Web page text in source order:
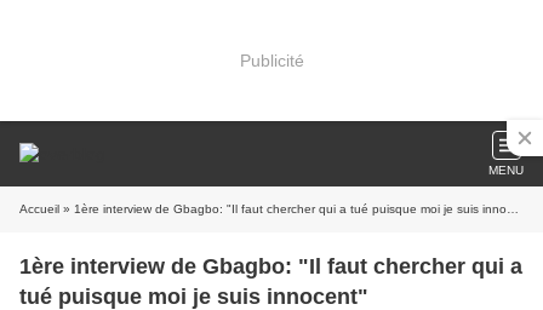
Publicité
MENU
Accueil » 1ère interview de Gbagbo: "Il faut chercher qui a tué puisque moi je suis innocent"
1ère interview de Gbagbo: "Il faut chercher qui a
tué puisque moi je suis innocent"